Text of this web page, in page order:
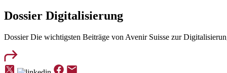
Dossier Digitalisierung
DossierDie wichtigsten Beiträge von Avenir Suisse zur